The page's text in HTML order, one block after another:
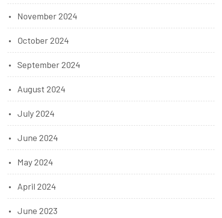
November 2024
October 2024
September 2024
August 2024
July 2024
June 2024
May 2024
April 2024
June 2023